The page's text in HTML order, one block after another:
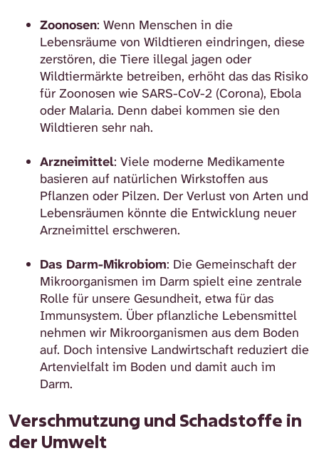
Zoonosen: Wenn Menschen in die
Lebensräume von Wildtieren eindringen, diese
zerstören, die Tiere illegal jagen oder
Wildtiermärkte betreiben, erhöht das das Risiko
für Zoonosen wie SARS-CoV-2 (Corona), Ebola
oder Malaria. Denn dabei kommen sie den
Wildtieren sehr nah.
Arzneimittel: Viele moderne Medikamente
basieren auf natürlichen Wirkstoffen aus
Pflanzen oder Pilzen. Der Verlust von Arten und
Lebensräumen könnte die Entwicklung neuer
Arzneimittel erschweren.
Das Darm-Mikrobiom: Die Gemeinschaft der
Mikroorganismen im Darm spielt eine zentrale
Rolle für unsere Gesundheit, etwa für das
Immunsystem. Über pflanzliche Lebensmittel
nehmen wir Mikroorganismen aus dem Boden
auf. Doch intensive Landwirtschaft reduziert die
Artenvielfalt im Boden und damit auch im
Darm.
Verschmutzung und Schadstoffe in
der Umwelt